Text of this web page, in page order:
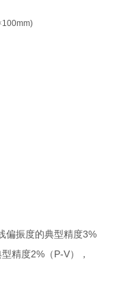
100mm)
偏振度的典型精度3%
型精度2% （ P-V），